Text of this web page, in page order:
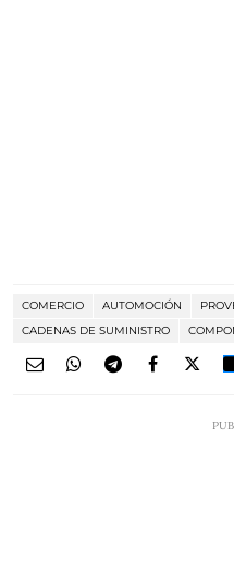
COMERCIO AUTOMOCIÓN
CADENAS DE SUMINISTRO